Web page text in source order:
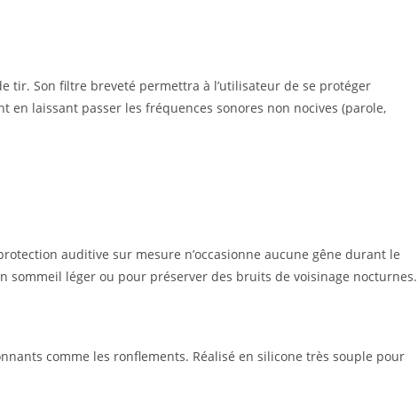
tir. Son filtre breveté permettra à lʼutilisateur de se protéger
laissant passer les fréquences sonores non nocives (parole,
auditive sur mesure n’occasionne aucune gêne durant le
sommeil léger ou pour préserver des bruits de voisinage nocturnes.
comme les ronflements. Réalisé en silicone très souple pour